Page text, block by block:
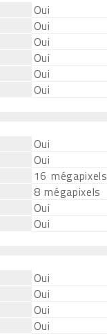
Oui
Oui
Oui
Oui
Oui
Oui
Oui
Oui
16 mégapixels
8 mégapixels
Oui
Oui
Oui
Oui
Oui
Oui